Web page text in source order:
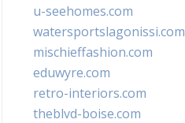
u-seehomes.com
watersportslagonissi.com
mischieffashion.com
eduwyre.com
retro-interiors.com
theblvd-boise.com